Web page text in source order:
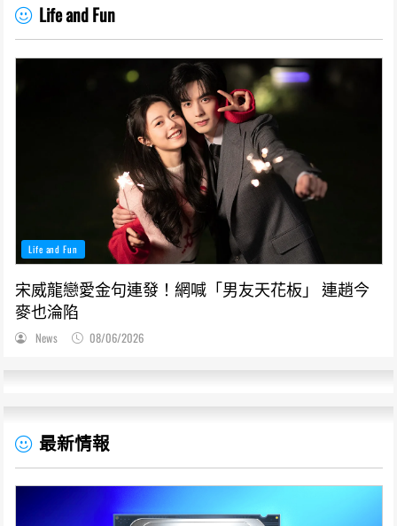
Life and Fun
Life and Fun
宋威龍戀愛金句連發！網喊「男友天花板」 連趙今
麥也淪陷
News 08/06/2026
最新情報